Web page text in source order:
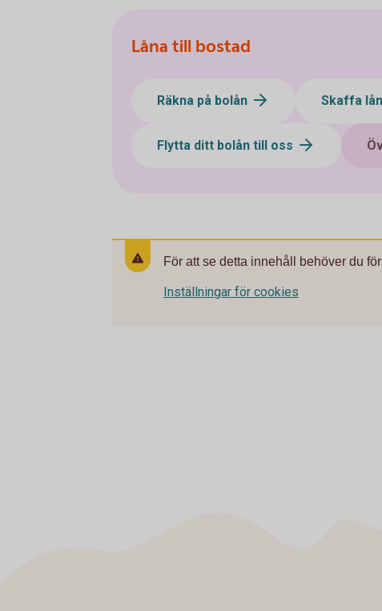
Låna till bostad
Räkna på bolån Skaffa
Flytta ditt bolån till oss
För att se detta innehåll behöver du
Inställningar för cookies